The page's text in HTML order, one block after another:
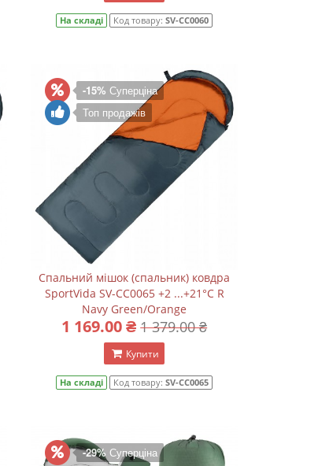
На складі Код товару:SV-CC0060
-15% Суперціна
Топ продажів
Спальний мішок (спальник) ковдра
SportVida SV-CC0065 +2 ...+21°C R
Navy Green/Orange
1 169.00 ₴ 1 379.00 ₴
Купити
На складі Код товару:SV-CC0065
-29% Суперціна